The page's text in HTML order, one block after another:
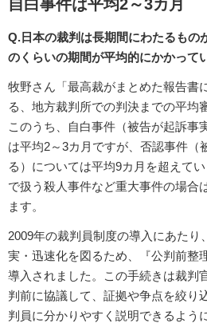
自白事件は平均2～3カ月
Q.日本の裁判は長期間にわたるもの
のくらいの期間が平均的にかかって
牧野さん「最高裁がまとめた報告書
る、地方裁判所での判決までの平均
このうち、自白事件（被告が起訴事
は平均2～3カ月ですが、否認事件（
る）については平均9カ月を超えて
で扱う殺人事件など重大事件の場合
ます。
2009年の裁判員制度の導入にあたり
実・迅速化を図るため、『公判前整
導入されました。この手続きは裁判
判前に協議して、証拠や争点を絞り
判員に分かりやすく説明できるよう